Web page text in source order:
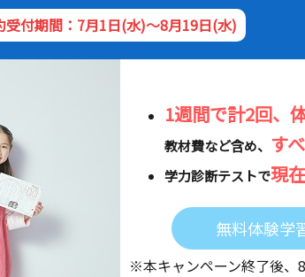
受付期間：7月1日(水)～8月19日(水)
1週間で計2回、
教材費など含め、 す
学力診断テストで現
無料体験学
※本キャンペーン終了後、